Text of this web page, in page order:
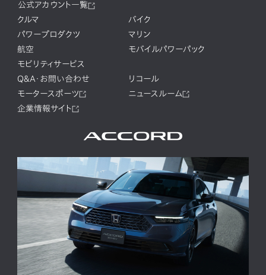
公式アカウント一覧
クルマ
バイク
パワープロダクツ
マリン
航空
モバイルパワーパック
モビリティサービス
Q&A・お問い合わせ
リコール
モータースポーツ
ニュースルーム
企業情報サイト